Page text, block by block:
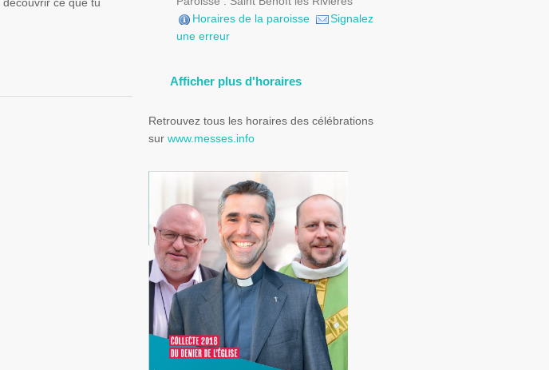
Horaires de la paroisse
Signalez
une erreur
Afficher plus d'horaires
Retrouvez tous les horaires des célébrations
sur www.messes.info